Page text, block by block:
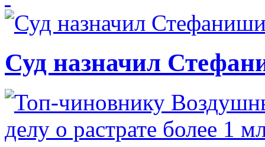
Суд назначил